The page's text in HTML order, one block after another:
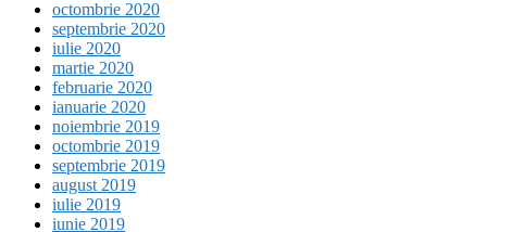
octombrie 2020
septembrie 2020
iulie 2020
martie 2020
februarie 2020
ianuarie 2020
noiembrie 2019
octombrie 2019
septembrie 2019
august 2019
iulie 2019
iunie 2019